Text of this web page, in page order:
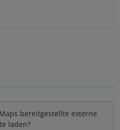
bereitgestellte externe
laden?